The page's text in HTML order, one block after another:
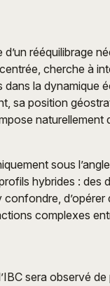
rééquilibrage
cherche à
la dynamique
sa position
naturellement
sous
hybrides : des
d’opérer
complexes
sera observé